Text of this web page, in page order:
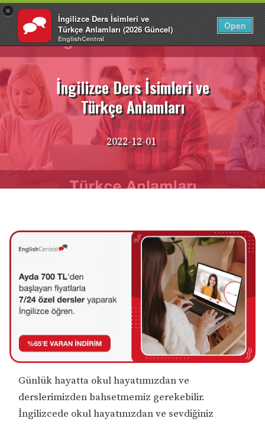
×
İngilizce Ders İsimleri ve
Türkçe Anlamları (2026 Güncel)
EnglishCentral
Open
Giriş Yap TR
İçeriğe
atla
İngilizce Ders İsimleri ve
Türkçe Anlamları
2022-12-01
Günlük hayatta okul hayatımızdan ve
derslerimizden bahsetmemiz gerekebilir.
İngilizcede okul hayatınızdan ve sevdiğiniz